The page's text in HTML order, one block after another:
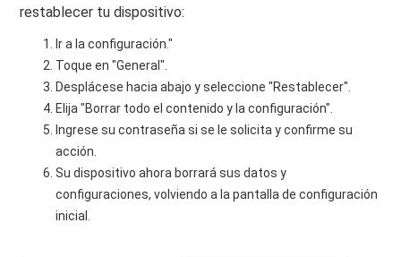
restablecer tu dispositivo:
Ir a la configuración."
Toque en "General".
Desplácese hacia abajo y seleccione "Restablecer".
Elija "Borrar todo el contenido y la configuración".
Ingrese su contraseña si se le solicita y confirme su
acción.
Su dispositivo ahora borrará sus datos y
configuraciones, volviendo a la pantalla de configuración
inicial.